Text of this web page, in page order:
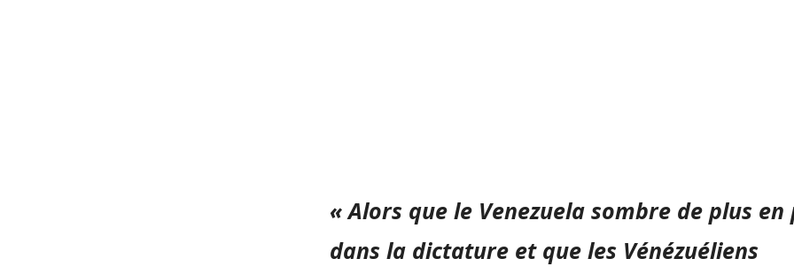
« Alors que le Venezuela sombre de plus en
dans la dictature et que les Vénézuéliens